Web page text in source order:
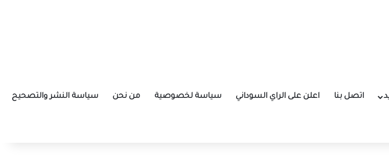
اتصل بنا اعلن على الراي السوداني سياسة لخصوصية من نحن سياسة النشر والتصحيح